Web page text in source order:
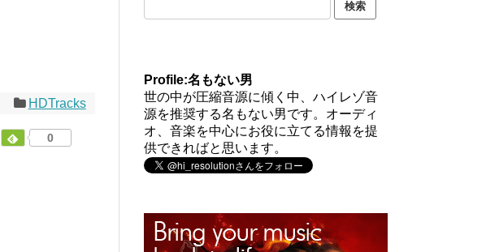
HDTracks
0
Profile:名もない男
世の中が圧縮音源に傾く中、ハイレゾ音
源を推奨する名もない男です。オーディ
オ、音楽を中心にお役に立てる情報を提
供できればと思います。